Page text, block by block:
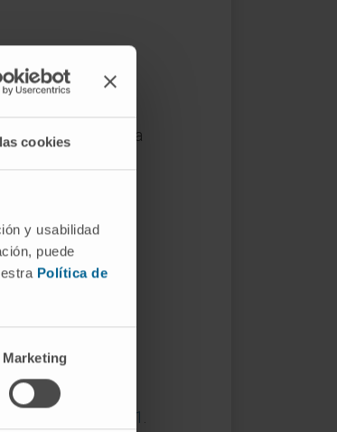
cookies
y usabilidad
puede
Política de
Marketing
pertenencia. La
entre dos
vértebra cervical 1